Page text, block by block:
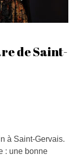
de Saint-
à Saint-Gervais.
: une bonne